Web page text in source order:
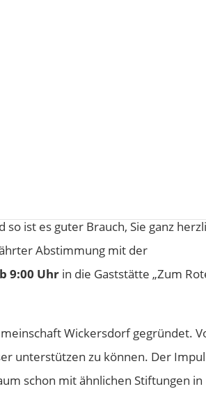
ist es guter Brauch, Sie ganz
Abstimmung mit der
9:00 Uhr in die Gaststätte „Zum
Wickersdorf gegründet.
unterstützen zu können. Der
schon mit ähnlichen Stiftungen in